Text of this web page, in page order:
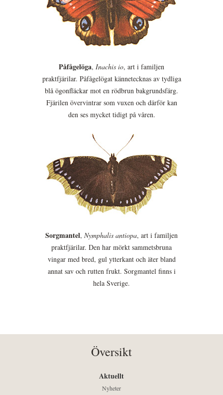
Påfågelöga, Inachis io, art i familjen
praktfjärilar. Påfågelögat kännetecknas av tydliga
blå ögonfläckar mot en rödbrun bakgrundsfärg.
Fjärilen övervintrar som vuxen och därför kan
den ses mycket tidigt på våren.
Sorgmantel, Nymphalis antiopa, art i familjen
praktfjärilar. Den har mörkt sammetsbruna
vingar med bred, gul ytterkant och äter bland
annat sav och rutten frukt. Sorgmantel finns i
hela Sverige.
Översikt
Aktuellt
Nyheter